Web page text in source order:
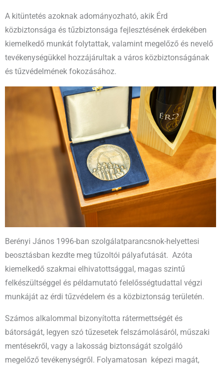
A kitüntetés azoknak adományozható, akik Érd
közbiztonsága és tűzbiztonsága fejlesztésének érdekében
kiemelkedő munkát folytattak, valamint megelőző és nevelő
tevékenységükkel hozzájárultak a város közbiztonságának
és tűzvédelmének fokozásához.
Berényi János 1996-ban szolgálatparancsnok-helyettesi
beosztásban kezdte meg tűzoltói pályafutását. Azóta
kiemelkedő szakmai elhivatottsággal, magas szintű
felkészültséggel és példamutató felelősségtudattal végzi
munkáját az érdi tűzvédelem és a közbiztonság területén.
Számos alkalommal bizonyította rátermettségét és
bátorságát, legyen szó tűzesetek felszámolásáról, műszaki
mentésekről, vagy a lakosság biztonságát szolgáló
megelőző tevékenységről. Folyamatosan
képezi magát,